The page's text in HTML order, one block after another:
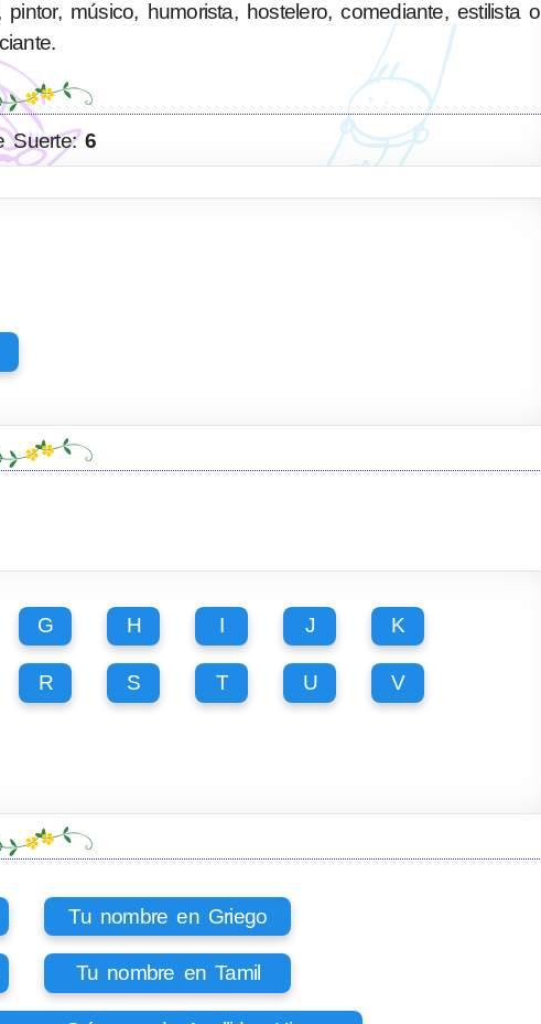
músico, humorista, hostelero, comediante, estilista o
Suerte:6
G H I J K
R S T U V
Tu nombre en Griego
Tu nombre en Tamil